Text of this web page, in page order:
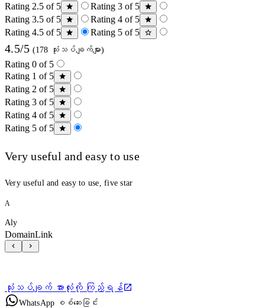
Rating 2.5 of 5
Rating 3 of 5
Rating 3.5 of 5
Rating 4 of 5
Rating 4.5 of 5
Rating 5 of 5
4.5/5 (178 သုံးသပ်ချက်များ)
Rating 0 of 5
Rating 1 of 5
Rating 2 of 5
Rating 3 of 5
Rating 4 of 5
Rating 5 of 5
Very useful and easy to use
Very useful and easy to use, five star
A
Aly
DomainLink
သုံးသပ်ချက် အားလုံးကို ကြည့်ရန်
WhatsApp စစ်ဆေးခြင်း